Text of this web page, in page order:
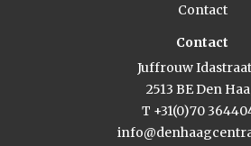
Contact
Contact
Juffrouw Idastraat
2513 BE Den
T +31(0)70